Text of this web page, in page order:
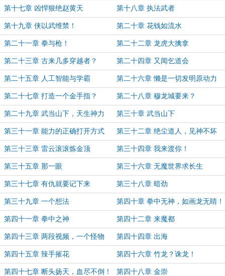
儿........
第十七章 凶悍狠绝赵黄天 第十八章 执法武者
第十九章 侠以武维禁！ 第二十章 花钱如流水
第二十一章 拳与枪！ 第二十二章 龙虎大擒拿
第二十三章 古来几多穿越者？ 第二十四章 又闻乞道会
第二十五章 人工智能与学霸 第二十六章 懒是一切发明原动力
第二十七章 打造一个金手指？ 第二十八章 穆龙城要来？
第二十九章 武当山下，天生神力 第三十章 武当山下
第三十一章 能力的正确打开方式 第三十二章 绝尘道人，见神不坏
第三十三章 雷云滚滚炼金顶 第三十四章 我来渡你！
第三十五章 那一眼 第三十六章 无魔世界求长生
第三十七章 有仇就要记下来 第三十八章 暗劲
第三十九章 一个想法 第四十章 拳中无神，如画龙无睛！
第四十一章 拳中之神 第四十二章 来魔都
第四十三章 两段视频，一个怪物 第四十四章 出海
第四十五章 辣手摧花 第四十六章 竹龙？诛龙！
第四十七章 断头扬天，血尽不倒！ 第四十八章 金崇